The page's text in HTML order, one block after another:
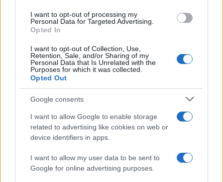
I want to opt-out of processing my
Personal Data for Targeted Advertising.
Opted In
I want to opt-out of Collection, Use,
Retention, Sale, and/or Sharing of my
Personal Data that Is Unrelated with the
Purposes for which it was collected.
Opted Out
Google consents
I want to allow Google to enable storage
related to advertising like cookies on web or
device identifiers in apps.
I want to allow my user data to be sent to
Google for online advertising purposes.
daGoogle News
Condividi l'articolo
F
a
ce
b
T
w
it
te
Pi
n
te
re
W
h
at
s
S
a
re
Articolo precedente
Prossimo articolo